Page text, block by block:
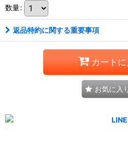
数量:
返品特約に関する重要事項
カート
お気に入